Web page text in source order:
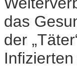
das
der